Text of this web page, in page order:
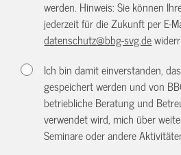
werden. Hinweis: Sie können
jederzeit für die Zukunft per E-
datenschutz@bbg-svg.de
Ich bin damit einverstanden,
gespeichert werden und von
betriebliche Beratung und
verwendet wird, mich über
Seminare oder andere